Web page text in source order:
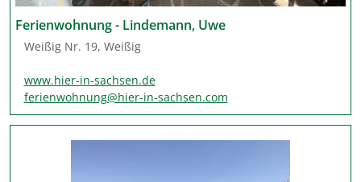
Ferienwohnung - Lindemann, Uwe
Weißig Nr. 19, Weißig
www.hier-in-sachsen.de
ferienwohnung@hier-in-sachsen.com